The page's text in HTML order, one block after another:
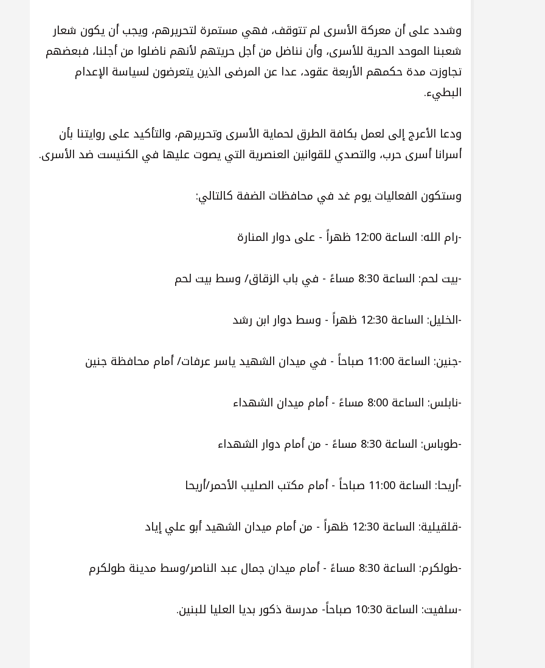
وشدد على أن معركة الأسرى لم تتوقف، فهي مستمرة لتحريرهم، ويجب أن يكون شعار
شعبنا الموحد الحرية للأسرى، وأن نناضل من أجل حريتهم لأنهم ناضلوا من أجلنا، فبعضهم
تجاوزت مدة حكمهم الأربعة عقود، عدا عن المرضى الذين يتعرضون لسياسة الإعدام
البطيء.
ودعا الأعرج إلى لعمل بكافة الطرق لحماية الأسرى وتحريرهم، والتأكيد على روايتنا بأن
أسرانا أسرى حرب، والتصدي للقوانين العنصرية التي يصوت عليها في الكنيست ضد الأسرى.
وستكون الفعاليات يوم غد في محافظات الضفة كالتالي:
-رام الله: الساعة 12:00 ظهراً - على دوار المنارة
-بيت لحم: الساعة 8:30 مساءً - في باب الزقاق/ وسط بيت لحم
-الخليل: الساعة 12:30 ظهراً - وسط دوار ابن رشد
-جنين: الساعة 11:00 صباحاً - في ميدان الشهيد ياسر عرفات/ أمام محافظة جنين
-نابلس: الساعة 8:00 مساءً - أمام ميدان الشهداء
-طوباس: الساعة 8:30 مساءً - من أمام دوار الشهداء
-أريحا: الساعة 11:00 صباحاً - أمام مكتب الصليب الأحمر/أريحا
-قلقيلية: الساعة 12:30 ظهراً - من أمام ميدان الشهيد أبو علي إياد
-طولكرم: الساعة 8:30 مساءً - أمام ميدان جمال عبد الناصر/وسط مدينة طولكرم
-سلفيت: الساعة 10:30 صباحاً- مدرسة ذكور بديا العليا للبنين.